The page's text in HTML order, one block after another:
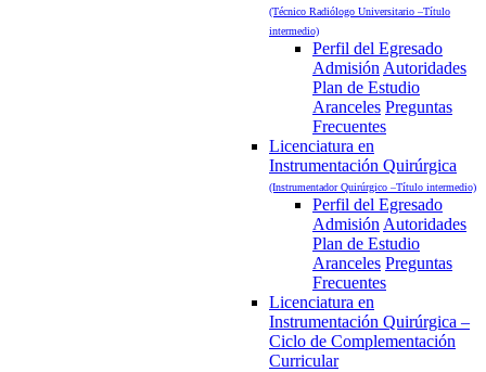
(Técnico Radiólogo Universitario –Título
intermedio)
Perfil del Egresado
Admisión Autoridades
Plan de Estudio
Aranceles Preguntas
Frecuentes
Licenciatura en
Instrumentación Quirúrgica
(Instrumentador Quirúrgico –Título intermedio)
Perfil del Egresado
Admisión Autoridades
Plan de Estudio
Aranceles Preguntas
Frecuentes
Licenciatura en
Instrumentación Quirúrgica –
Ciclo de Complementación
Curricular